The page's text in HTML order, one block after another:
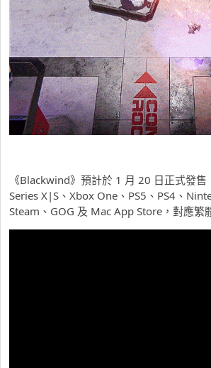
《Blackwind》預計於 1 月 20 日正式發
Series X|S、Xbox One、PS5、PS4、
Steam、GOG 及 Mac App Store，對應繁